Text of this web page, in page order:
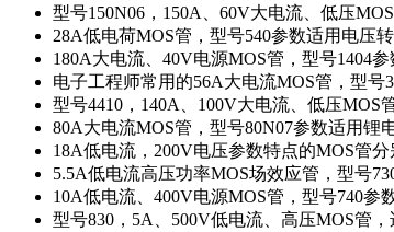
型号150N06，150A、60V大电流、低压
28A低电荷MOS管，型号540参数适用电压转
180A大电流、40V电源MOS管，型号1404参
电子工程师常用的56A大电流MOS管，型号
型号4410，140A、100V大电流、低压MOS
80A大电流MOS管，型号80N07参数适用锂
18A低电流，200V电压参数特点的MOS管分
5.5A低电流高压功率MOS场效应管，型号
10A低电流、400V电源MOS管，型号740参
型号830，5A、500V低电流、高压MOS管